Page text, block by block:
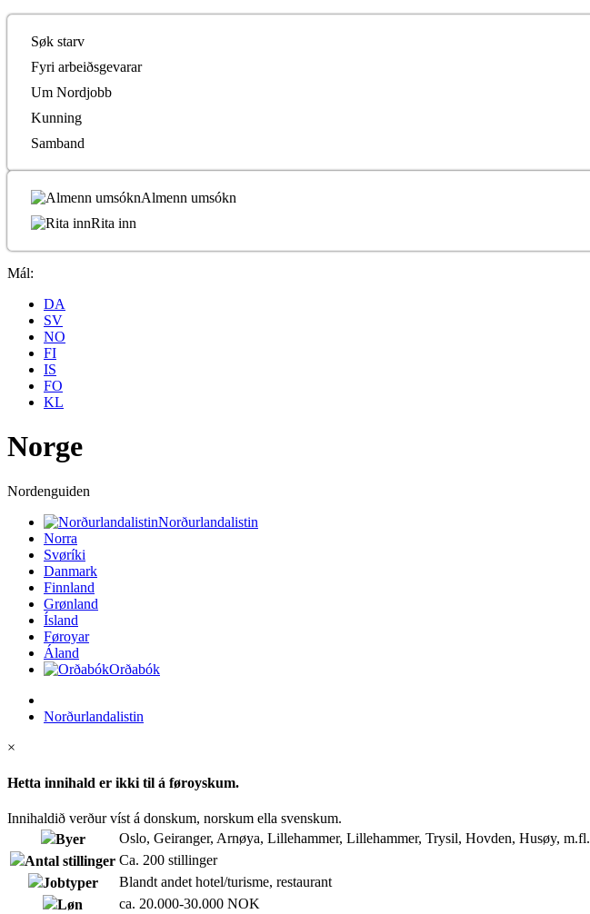
Søk starv
Fyri arbeiðsgevarar
Um Nordjobb
Kunning
Samband
Almenn umsókn
Rita inn
Mál:
DA
SV
NO
FI
IS
FO
KL
Norge
Nordenguiden
Norðurlandalistin
Norra
Svøríki
Danmark
Finnland
Grønland
Ísland
Føroyar
Áland
Orðabók
Norðurlandalistin
×
Hetta innihald er ikki til á føroyskum.
Innihaldið verður víst á donskum, norskum ella svenskum.
Byer
Oslo, Geiranger, Arnøya, Lillehammer, Lillehammer, Trysil, Hovden, Husøy, m.fl.
Antal stillinger Ca. 200 stillinger
Jobtyper
Blandt andet hotel/turisme, restaurant
Løn
ca. 20.000-30.000 NOK